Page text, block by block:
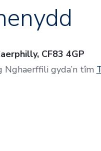
CF83 4GP
Nghaerffili gyda’n tîm